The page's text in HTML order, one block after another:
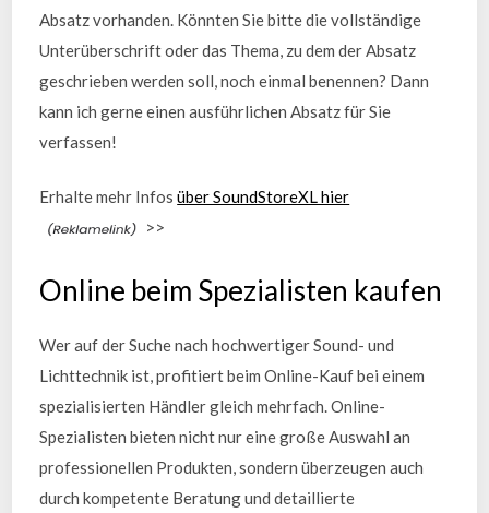
Absatz vorhanden. Könnten Sie bitte die vollständige
Unterüberschrift oder das Thema, zu dem der Absatz
geschrieben werden soll, noch einmal benennen? Dann
kann ich gerne einen ausführlichen Absatz für Sie
verfassen!
Erhalte mehr Infosüber SoundStoreXL hier
>>
Online beim Spezialisten kaufen
Wer auf der Suche nach hochwertiger Sound- und
Lichttechnik ist, profitiert beim Online-Kauf bei einem
spezialisierten Händler gleich mehrfach. Online-
Spezialisten bieten nicht nur eine große Auswahl an
professionellen Produkten, sondern überzeugen auch
durch kompetente Beratung und detaillierte